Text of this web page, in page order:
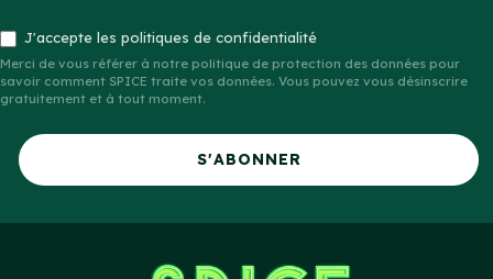
J'accepte les politiques de confidentialité
Merci de vous référer à notre politique de protection des données pour
savoir comment SPICE traite vos données. Vous pouvez vous désinscrire
gratuitement et à tout moment.
S'ABONNER